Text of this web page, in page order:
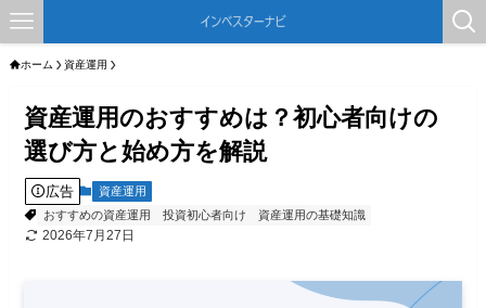
ホーム 資産運用
資産運用のおすすめは？初心者向けの
選び方と始め方を解説
広告
資産運用
おすすめの資産運用
投資初心者向け 資産運用の基礎知識
2026年7月27日